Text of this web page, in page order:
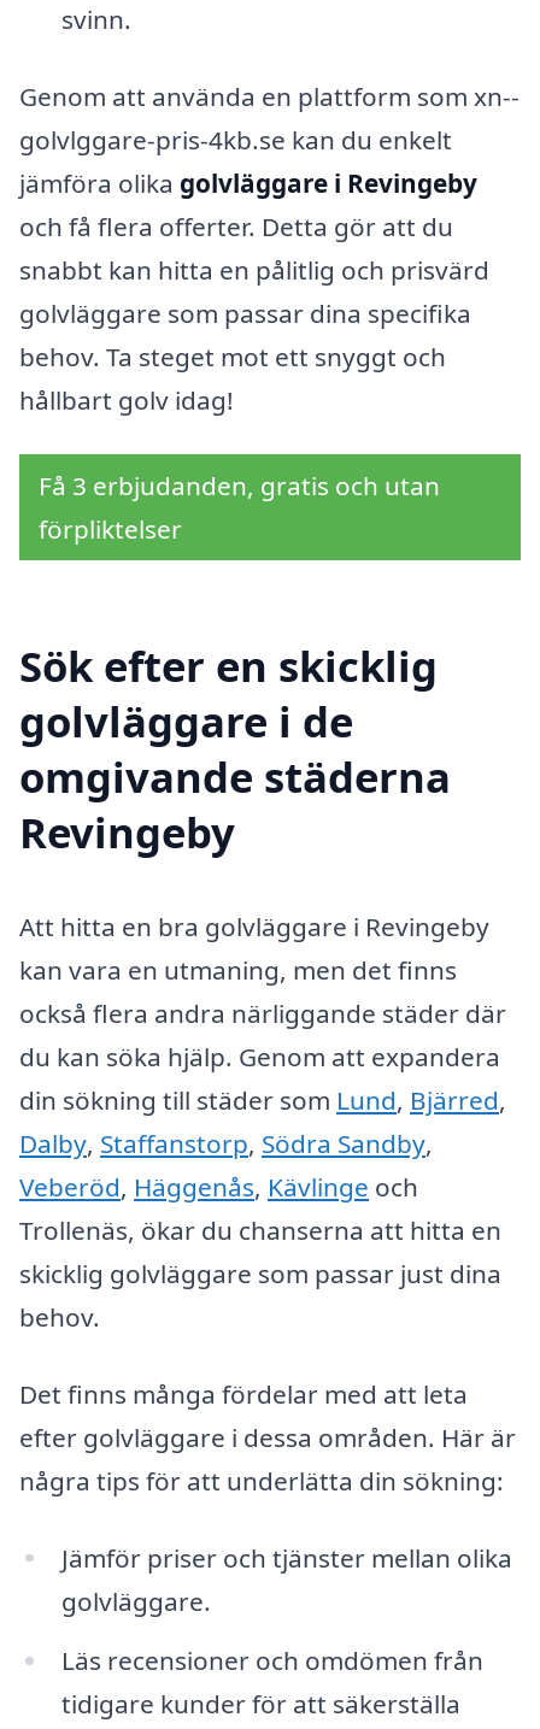
svinn.
Genom att använda en plattform som xn--
golvlggare-pris-4kb.se kan du enkelt
jämföra olika golvläggare i Revingeby
och få flera offerter. Detta gör att du
snabbt kan hitta en pålitlig och prisvärd
golvläggare som passar dina specifika
behov. Ta steget mot ett snyggt och
hållbart golv idag!
Få 3 erbjudanden, gratis och utan
förpliktelser
Sök efter en skicklig
golvläggare i de
omgivande städerna
Revingeby
Att hitta en bra golvläggare i Revingeby
kan vara en utmaning, men det finns
också flera andra närliggande städer där
du kan söka hjälp. Genom att expandera
din sökning till städer som Lund, Bjärred,
Dalby, Staffanstorp, Södra Sandby,
Veberöd, Häggenås, Kävlinge och
Trollenäs, ökar du chanserna att hitta en
skicklig golvläggare som passar just dina
behov.
Det finns många fördelar med att leta
efter golvläggare i dessa områden. Här är
några tips för att underlätta din sökning:
Jämför priser och tjänster mellan olika
golvläggare.
Läs recensioner och omdömen från
tidigare kunder för att säkerställa